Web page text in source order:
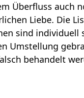
Überfluss auch
Liebe. Die
sind individuell
behandelt